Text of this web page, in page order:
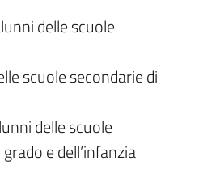
delle scuole
scuole secondarie di
delle scuole
e dell’infanzia